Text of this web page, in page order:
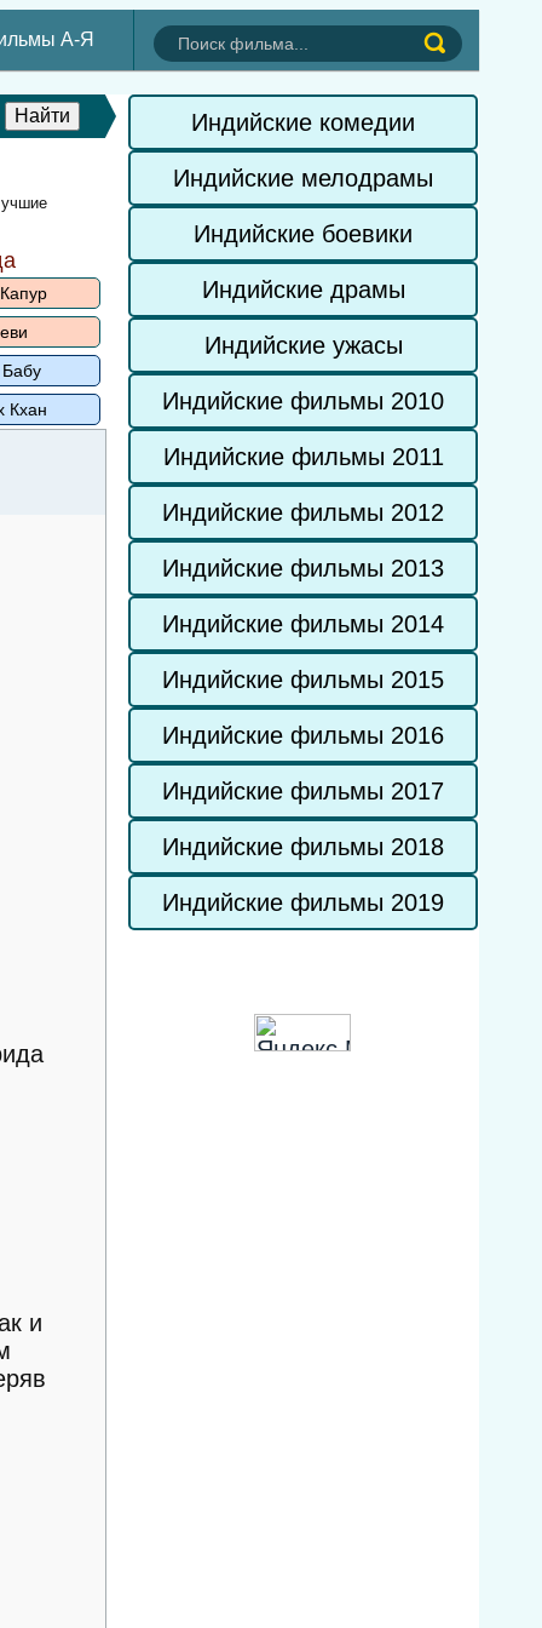
А-Я
Кхан
и
Индийские комедии
Индийские мелодрамы
Индийские боевики
Индийские драмы
Индийские ужасы
Индийские фильмы 2010
Индийские фильмы 2011
Индийские фильмы 2012
Индийские фильмы 2013
Индийские фильмы 2014
Индийские фильмы 2015
Индийские фильмы 2016
Индийские фильмы 2017
Индийские фильмы 2018
Индийские фильмы 2019